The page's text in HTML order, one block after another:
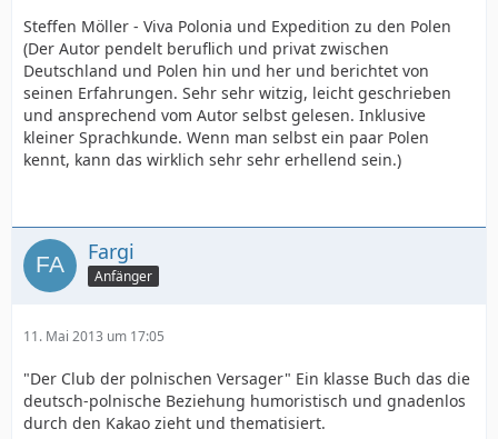
Steffen Möller - Viva Polonia und Expedition zu den Polen
(Der Autor pendelt beruflich und privat zwischen
Deutschland und Polen hin und her und berichtet von
seinen Erfahrungen. Sehr sehr witzig, leicht geschrieben
und ansprechend vom Autor selbst gelesen. Inklusive
kleiner Sprachkunde. Wenn man selbst ein paar Polen
kennt, kann das wirklich sehr sehr erhellend sein.)
Fargi
Anfänger
11. Mai 2013 um 17:05
"Der Club der polnischen Versager" Ein klasse Buch das die
deutsch-polnische Beziehung humoristisch und gnadenlos
durch den Kakao zieht und thematisiert.